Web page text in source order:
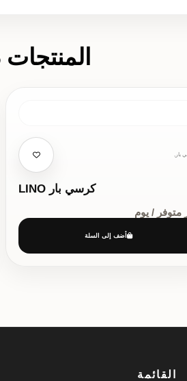
بار,
كرسي بار LINO
متوفر / يوم
أضف إلى السلة
القائمة